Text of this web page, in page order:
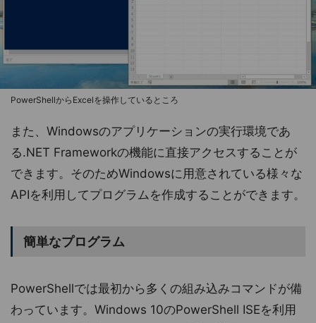
PowerShellからExcelを操作しているところ
また、Windowsのアプリケーションの実行環境であ
る.NET Frameworkの機能に直接アクセスすることが
できます。そのためWindowsに用意されている様々な
APIを利用してプログラムを作成することができます。
簡単なプログラム
PowerShellでは最初から多くの組み込みコマンドが備
わっています。Windows 10のPowerShell ISEを利用